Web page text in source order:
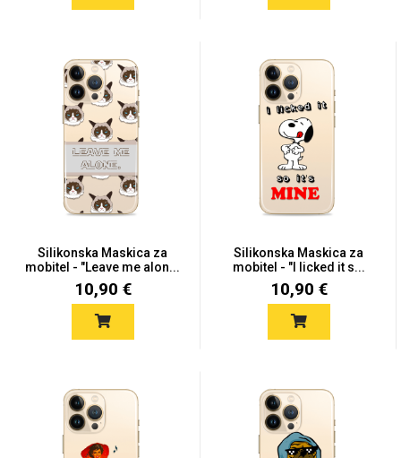
Silikonska Maskica za
mobitel - "Leave me alon...
10,90 €
Silikonska Maskica za
mobitel - "I licked it s...
10,90 €